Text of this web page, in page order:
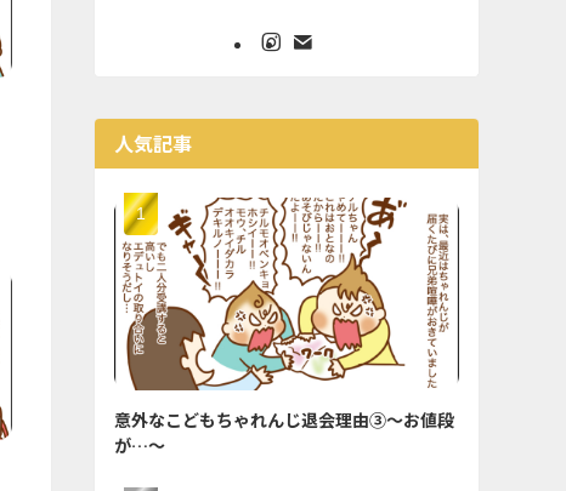
人気記事
意外なこどもちゃれんじ退会理由③〜お値段
が…〜